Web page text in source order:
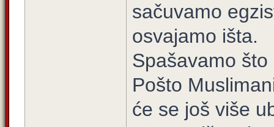
sačuvamo
osvajamo išta.
Spašavamo
Pošto
će se još više